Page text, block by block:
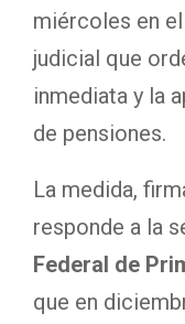
miércoles en el
judicial que
inmediata y la
de pensiones.
La medida,
responde a la
Federal de
que en